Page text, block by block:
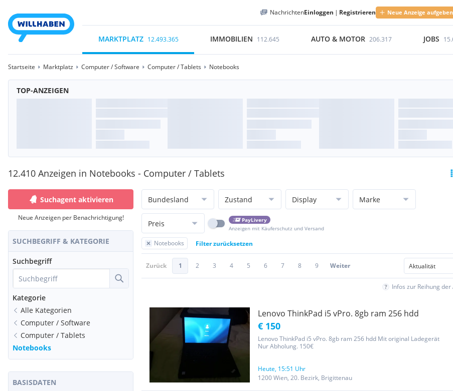
NachrichtenEinloggen | Registrieren Neue Anzeige aufgeben
MARKTPLATZ 12.493.365 IMMOBILIEN 112.645 AUTO & MOTOR 206.317 JOBS
Startseite Marktplatz Computer / Software Computer / Tablets Notebooks
TOP-ANZEIGEN
12.410 Anzeigen in Notebooks - Computer / Tablets
Suchagent aktivieren
Neue Anzeigen per Benachrichtigung!
SUCHBEGRIFF & KATEGORIE
Suchbegriff
Kategorie
Alle Kategorien
Computer / Software
Computer / Tablets
Notebooks
BASISDATEN
Bundesland Zustand Display Marke
Preis
PayLivery
Anzeigen mit Käuferschutz und Versand
Notebooks Filter zurücksetzen
Zurück 1 2 3 4 5 6 7 8 9 Weiter
Infos zur Reihung
Lenovo ThinkPad i5 vPro. 8gb ram 256 hdd
€ 150
Lenovo ThinkPad i5 vPro. 8gb ram 256 hdd Mit original Ladegerät
Nur Abholung. 150€
Heute, 15:51 Uhr
1200 Wien, 20. Bezirk, Brigittenau